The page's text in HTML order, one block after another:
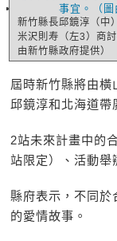
新竹縣長邱鏡淳（中
米沢則寿（左3）商
由新竹縣政府提供）
屆時新竹縣將由
邱鏡淳和北海道帶
2站未來計畫中的
站限定）、活動舉
縣府表示，不同於
的愛情故事。